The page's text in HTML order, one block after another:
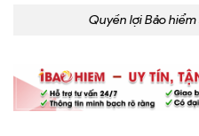
Quyền lợi Bảo